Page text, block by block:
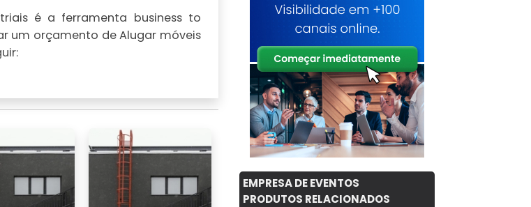
é a ferramenta business to
um orçamento de Alugar móveis
EMPRESA DE EVENTOS
PRODUTOS RELACIONADOS